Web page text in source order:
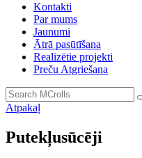
Kontakti
Par mums
Jaunumi
Ātrā pasūtīšana
Realizētie projekti
Preču Atgriešana
Atpakaļ
Putekļusūcēji